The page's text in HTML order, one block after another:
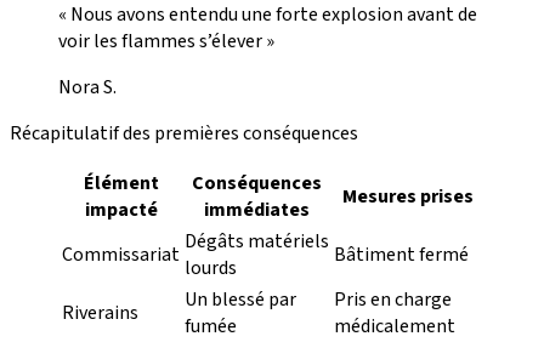
« Nous avons entendu une forte explosion avant de
voir les flammes s’élever »
Nora S.
Récapitulatif des premières conséquences
Élément
impacté
Conséquences
immédiates
Mesures prises
Commissariat Dégâts matériels
lourds
Bâtiment fermé
Riverains
Un blessé par
fumée
Pris en charge
médicalement